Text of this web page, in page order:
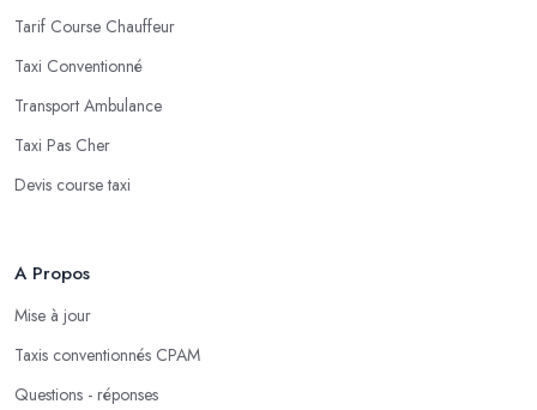
Tarif Course Chauffeur
Taxi Conventionné
Transport Ambulance
Taxi Pas Cher
Devis course taxi
A Propos
Mise à jour
Taxis conventionnés CPAM
Questions - réponses